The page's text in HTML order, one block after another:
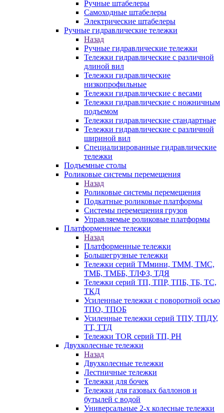
Ручные штабелеры
Самоходные штабелеры
Электрические штабелеры
Ручные гидравлические тележки
Назад
Ручные гидравлические тележки
Тележки гидравлические с различной
длиной вил
Тележки гидравлические
низкопрофильные
Тележки гидравлические с весами
Тележки гидравлические с ножничным
подъемом
Тележки гидравлические стандартные
Тележки гидравлические с различной
шириной вил
Специализированные гидравлические
тележки
Подъемные столы
Роликовые системы перемещения
Назад
Роликовые системы перемещения
Подкатные роликовые платформы
Системы перемещения грузов
Управляемые роликовые платформы
Платформенные тележки
Назад
Платформенные тележки
Большегрузные тележки
Тележки серий ТМмини, ТММ, ТМС,
ТМБ, ТМББ, ТЛФЗ, ТДЯ
Тележки серий ТП, ТПР, ТПБ, ТБ, ТС,
ТКД
Усиленные тележки с поворотной осью
ТПО, ТПОБ
Усиленные тележки серий ТПУ, ТПДУ,
ТТ, ТТД
Тележки TOR серий ТП, PH
Двухколесные тележки
Назад
Двухколесные тележки
Лестничные тележки
Тележки для бочек
Тележки для газовых баллонов и
бутылей с водой
Универсальные 2-х колесные тележки